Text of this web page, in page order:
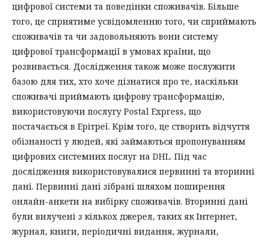
цифрової системи та поведінки споживачів. Більше
того, це сприятиме усвідомленню того, чи сприймають
споживачів та чи задовольняють вони систему
цифрової трансформації в умовах країни, що
розвивається. Дослідження також може послужити
базою для тих, хто хоче дізнатися про те, наскільки
споживачі приймають цифрову трансформацію,
використовуючи послугу Postal Express, що
постачається в Ерітреї. Крім того, це створить відчуття
обізнаності у людей, які займаються пропонуванням
цифрових системних послуг на DHL. Під час
дослідження використовувалися первинні та вторинні
дані. Первинні дані зібрані шляхом поширення
онлайн-анкети на вибірку споживачів. Вторинні дані
були вилучені з кількох джерел, таких як Інтернет,
журнал, книги, періодичні видання, журнали,